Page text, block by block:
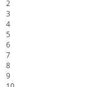
2
3
4
5
6
7
8
9